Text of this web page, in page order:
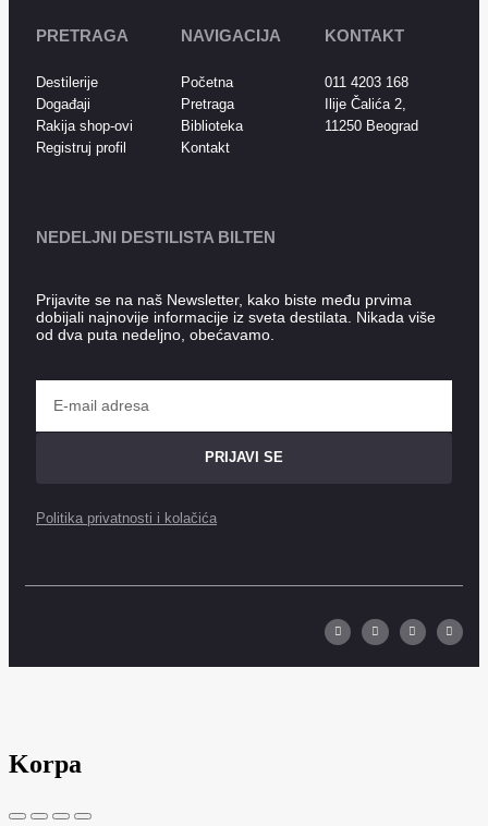
PRETRAGA
Destilerije
Događaji
Rakija shop-ovi
Registruj profil
NAVIGACIJA
Početna
Pretraga
Biblioteka
Kontakt
KONTAKT
011 4203 168
Ilije Čalića 2,
11250 Beograd
NEDELJNI DESTILISTA BILTEN
Prijavite se na naš Newsletter, kako biste među prvima
dobijali najnovije informacije iz sveta destilata. Nikada više
od dva puta nedeljno, obećavamo.
PRIJAVI SE
Politika privatnosti i kolačića
Korpa